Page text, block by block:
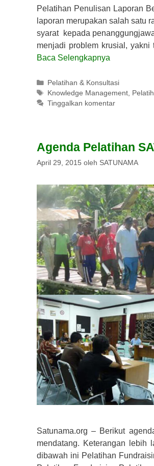
Pelatihan Penulisan Laporan
laporan merupakan salah satu
syarat kepada
menjadi problem krusial,
Baca Selengkapnya
Kategori
Pelatihan & Konsultasi
Tag
Knowledge Management,
Tinggalkan komentar
Agenda Pelatihan
April 29, 2015 oleh SATUNAMA
Satunama.org – Berikut
mendatang. Keterangan lebih
dibawah ini Pelatihan